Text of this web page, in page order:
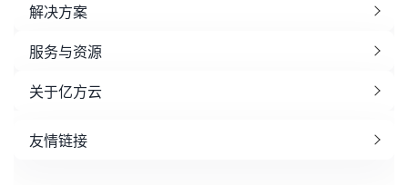
解决方案
服务与资源
关于亿方云
友情链接